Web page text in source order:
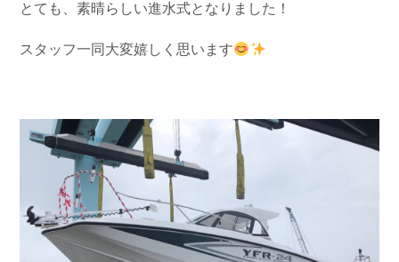
とても、素晴らしい進水式となりました！
スタッフ一同大変嬉しく思います